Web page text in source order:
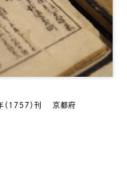
（1757）刊 京都府